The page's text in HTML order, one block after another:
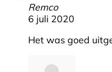
Remco
6 juli 2020
Het was goed